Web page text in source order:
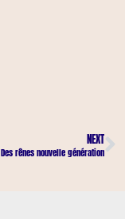
NEXT
Des rênes nouvelle génération